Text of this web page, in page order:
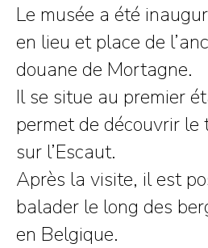
Le musée a été
en lieu et place de
douane de Mortagne.
Il se situe au premier
permet de découvrir
sur l’Escaut.
Après la visite, il est
balader le long des
en Belgique.